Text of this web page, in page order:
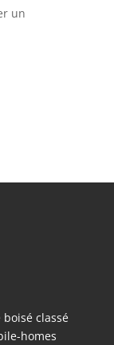
un
classé
homes